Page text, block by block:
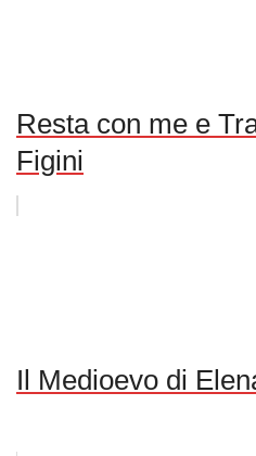
Resta con me e
Figini
Il Medioevo di